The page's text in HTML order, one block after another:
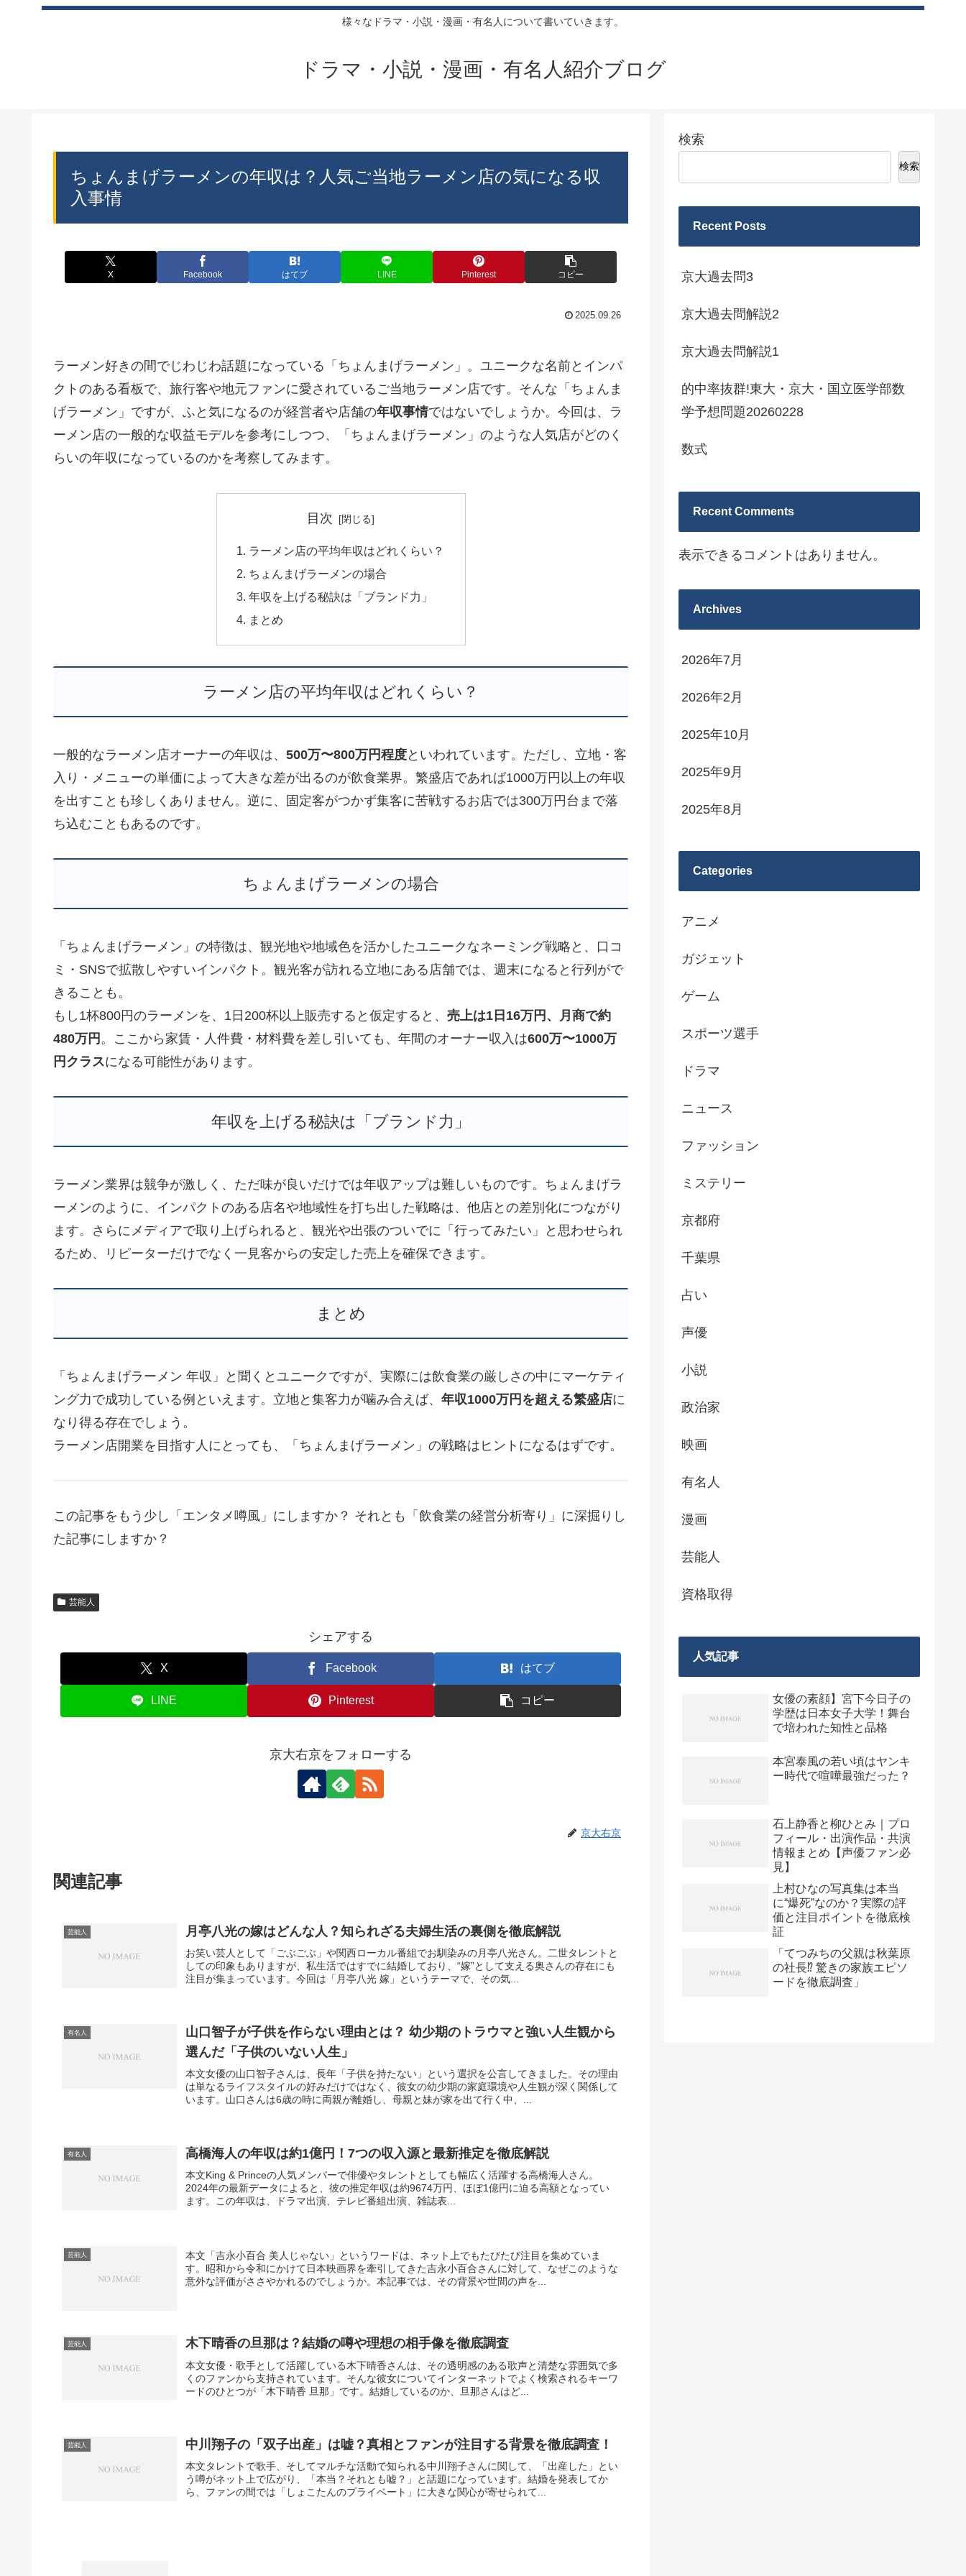
様々なドラマ・小説・漫画・有名人について書いていきます。
ドラマ・小説・漫画・有名人紹介ブログ
ちょんまげラーメンの年収は？人気ご当地ラーメン店の気になる収
入事情
X Facebook はてブ LINE Pinterest コピー
2025.09.26
ラーメン好きの間でじわじわ話題になっている「ちょんまげラーメン」。ユニークな名前とインパ
クトのある看板で、旅行客や地元ファンに愛されているご当地ラーメン店です。そんな「ちょんま
げラーメン」ですが、ふと気になるのが経営者や店舗の年収事情ではないでしょうか。今回は、ラ
ーメン店の一般的な収益モデルを参考にしつつ、「ちょんまげラーメン」のような人気店がどのく
らいの年収になっているのかを考察してみます。
目次
ラーメン店の平均年収はどれくらい？
ちょんまげラーメンの場合
年収を上げる秘訣は「ブランド力」
まとめ
ラーメン店の平均年収はどれくらい？
一般的なラーメン店オーナーの年収は、 500万〜800万円程度といわれています。ただし、立地・客
入り・メニューの単価によって大きな差が出るのが飲食業界。繁盛店であれば1000万円以上の年収
を出すことも珍しくありません。逆に、固定客がつかず集客に苦戦するお店では300万円台まで落
ち込むこともあるのです。
ちょんまげラーメンの場合
「ちょんまげラーメン」の特徴は、観光地や地域色を活かしたユニークなネーミング戦略と、口コ
ミ・SNSで拡散しやすいインパクト。観光客が訪れる立地にある店舗では、週末になると行列がで
きることも。
もし1杯800円のラーメンを、1日200杯以上販売すると仮定すると、 売上は1日16万円、月商で約
480万円 。ここから家賃・人件費・材料費を差し引いても、年間のオーナー収入は600万〜1000万
円クラスになる可能性があります。
年収を上げる秘訣は「ブランド力」
ラーメン業界は競争が激しく、ただ味が良いだけでは年収アップは難しいものです。ちょんまげラ
ーメンのように、インパクトのある店名や地域性を打ち出した戦略は、他店との差別化につながり
ます。さらにメディアで取り上げられると、観光や出張のついでに「行ってみたい」と思わせられ
るため、リピーターだけでなく一見客からの安定した売上を確保できます。
まとめ
「ちょんまげラーメン 年収」と聞くとユニークですが、実際には飲食業の厳しさの中にマーケティ
ング力で成功している例といえます。立地と集客力が噛み合えば、 年収1000万円を超える繁盛店に
なり得る存在でしょう。
ラーメン店開業を目指す人にとっても、「ちょんまげラーメン」の戦略はヒントになるはずです。
この記事をもう少し「エンタメ噂風」にしますか？ それとも「飲食業の経営分析寄り」に深掘りし
た記事にしますか？
芸能人
シェアする
X Facebook はてブ
LINE Pinterest コピー
京大右京をフォローする
京大右京
関連記事
芸能人 月亭八光の嫁はどんな人？知られざる夫婦生活の裏側を徹底解説
お笑い芸人として「ごぶごぶ」や関西ローカル番組でお馴染みの月亭八光さん。二世タレントと
しての印象もありますが、私生活ではすでに結婚しており、“嫁”として支える奥さんの存在にも
注目が集まっています。今回は「月亭八光 嫁」というテーマで、その気...
有名人
山口智子が子供を作らない理由とは？ 幼少期のトラウマと強い人生観から
選んだ「子供のいない人生」
本文女優の山口智子さんは、長年「子供を持たない」という選択を公言してきました。その理由
は単なるライフスタイルの好みだけではなく、彼女の幼少期の家庭環境や人生観が深く関係して
います。山口さんは6歳の時に両親が離婚し、母親と妹が家を出て行く中、...
有名人 高橋海人の年収は約1億円！7つの収入源と最新推定を徹底解説
本文King & Princeの人気メンバーで俳優やタレントとしても幅広く活躍する高橋海人さん。
2024年の最新データによると、彼の推定年収は約9674万円、ほぼ1億円に迫る高額となってい
ます。この年収は、ドラマ出演、テレビ番組出演、雑誌表...
芸能人
本文「吉永小百合 美人じゃない」というワードは、ネット上でもたびたび注目を集めていま
す。昭和から令和にかけて日本映画界を牽引してきた吉永小百合さんに対して、なぜこのような
意外な評価がささやかれるのでしょうか。本記事では、その背景や世間の声を...
芸能人 木下晴香の旦那は？結婚の噂や理想の相手像を徹底調査
本文女優・歌手として活躍している木下晴香さんは、その透明感のある歌声と清楚な雰囲気で多
くのファンから支持されています。そんな彼女についてインターネットでよく検索されるキーワ
ードのひとつが「木下晴香 旦那」です。結婚しているのか、旦那さんはど...
芸能人 中川翔子の「双子出産」は嘘？真相とファンが注目する背景を徹底調査！
本文タレントで歌手、そしてマルチな活動で知られる中川翔子さんに関して、「出産した」とい
う噂がネット上で広がり、「本当？それとも嘘？」と話題になっています。結婚を発表してか
ら、ファンの間では「しょこたんのプライベート」に大きな関心が寄せられて...
検索
検索
Recent Posts
京大過去問3
京大過去問解説2
京大過去問解説1
的中率抜群!東大・京大・国立医学部数
学予想問題20260228
数式
Recent Comments
表示できるコメントはありません。
Archives
2026年7月
2026年2月
2025年10月
2025年9月
2025年8月
Categories
アニメ
ガジェット
ゲーム
スポーツ選手
ドラマ
ニュース
ファッション
ミステリー
京都府
千葉県
占い
声優
小説
政治家
映画
有名人
漫画
芸能人
資格取得
人気記事
女優の素顔】宮下今日子の
学歴は日本女子大学！舞台
で培われた知性と品格
本宮泰風の若い頃はヤンキ
ー時代で喧嘩最強だった？
石上静香と柳ひとみ｜プロ
フィール・出演作品・共演
情報まとめ【声優ファン必
見】
上村ひなの写真集は本当
に“爆死”なのか？実際の評
価と注目ポイントを徹底検
証
「てつみちの父親は秋葉原
の社長⁉ 驚きの家族エピソ
ードを徹底調査」